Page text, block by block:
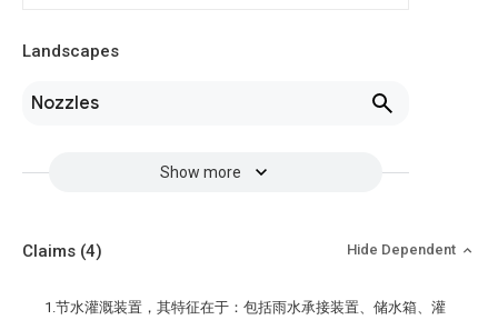
Landscapes
Nozzles
Show more
Claims (4) Hide Dependent
1.节水灌溉装置，其特征在于：包括雨水承接装置、储水箱、灌